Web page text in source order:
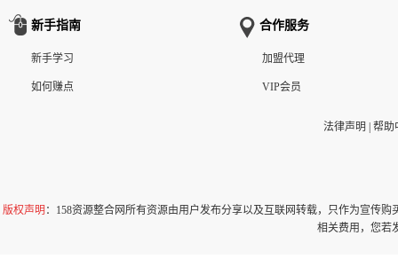
新手指南
新手学习
如何赚点
合作服务
加盟代理
VIP会员
法律声明 帮助
版权声明 ：158资源整合网所有资源由用户发布分享以及互联网转载，只作为宣传
相关费用，您若